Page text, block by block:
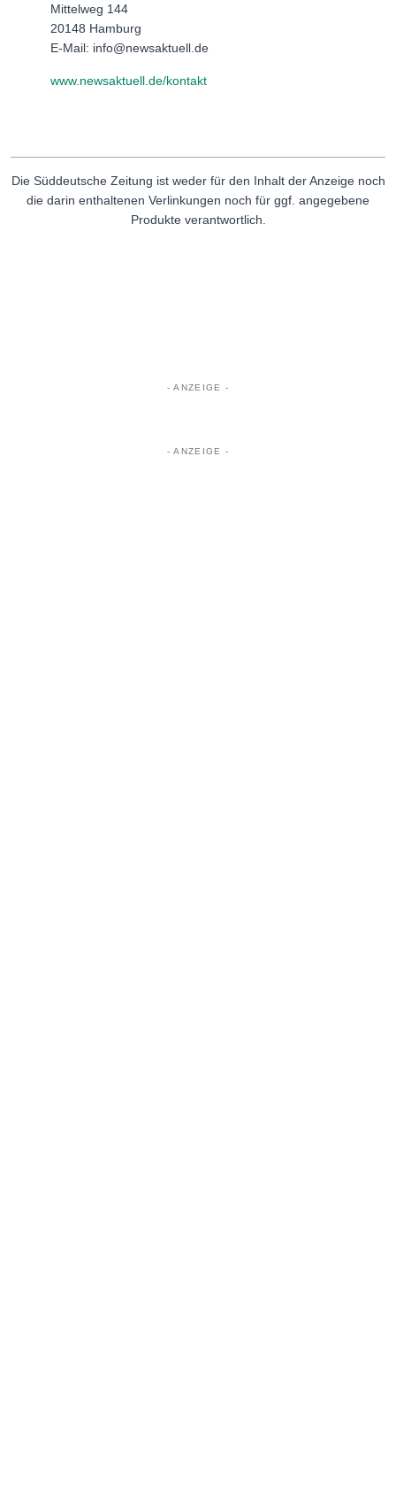
Mittelweg 144
20148 Hamburg
E-Mail: info@newsaktuell.de
www.newsaktuell.de/kontakt
Die Süddeutsche Zeitung ist weder für den Inhalt der Anzeige noch
die darin enthaltenen Verlinkungen noch für ggf. angegebene
Produkte verantwortlich.